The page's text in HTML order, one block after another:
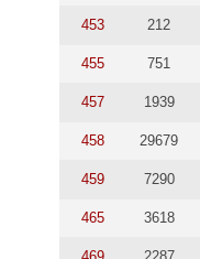
453 212
455 751
457 1939
458 29679
459 7290
465 3618